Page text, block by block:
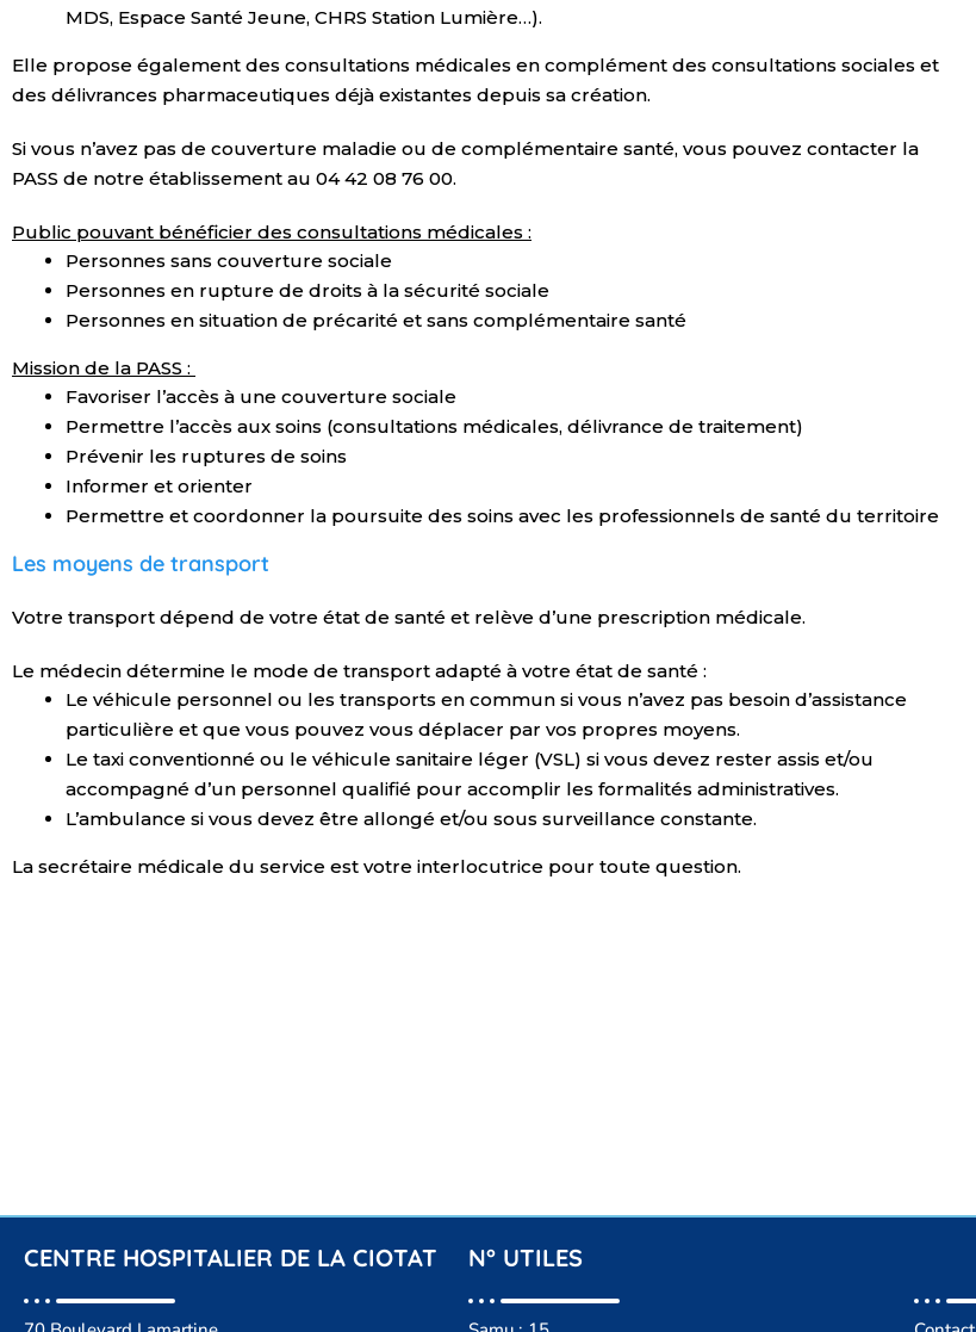
MDS, Espace Santé Jeune, CHRS Station Lumière…).
Elle propose également des consultations médicales en complément des consultations sociales et
des délivrances pharmaceutiques déjà existantes depuis sa création.
Si vous n’avez pas de couverture maladie ou de complémentaire santé, vous pouvez contacter la
PASS de notre établissement au 04 42 08 76 00.
Public pouvant bénéficier des consultations médicales :
Personnes sans couverture sociale
Personnes en rupture de droits à la sécurité sociale
Personnes en situation de précarité et sans complémentaire santé
Mission de la PASS :
Favoriser l’accès à une couverture sociale
Permettre l’accès aux soins (consultations médicales, délivrance de traitement)
Prévenir les ruptures de soins
Informer et orienter
Permettre et coordonner la poursuite des soins avec les professionnels de santé du territoire
Les moyens de transport
Votre transport dépend de votre état de santé et relève d’une prescription médicale.
Le médecin détermine le mode de transport adapté à votre état de santé :
Le véhicule personnel ou les transports en commun si vous n’avez pas besoin d’assistance
particulière et que vous pouvez vous déplacer par vos propres moyens.
Le taxi conventionné ou le véhicule sanitaire léger (VSL) si vous devez rester assis et/ou
accompagné d’un personnel qualifié pour accomplir les formalités administratives.
L’ambulance si vous devez être allongé et/ou sous surveillance constante.
La secrétaire médicale du service est votre interlocutrice pour toute question.
CENTRE HOSPITALIER DE LA CIOTAT N° UTILES